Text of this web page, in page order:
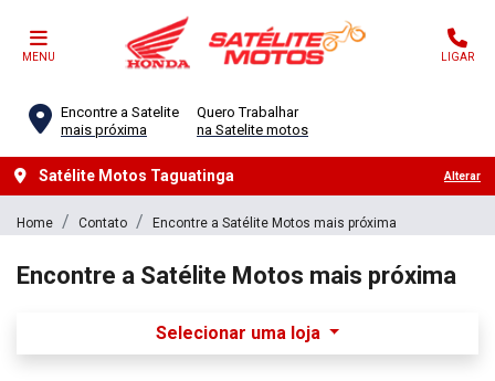
MENU LIGAR
Encontre a Satelite
mais próxima
Quero Trabalhar
na Satelite motos
Satélite Motos Taguatinga Alterar
Home Contato Encontre a Satélite Motos mais próxima
Encontre a Satélite Motos mais próxima
Selecionar uma loja